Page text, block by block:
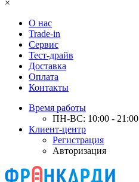
×
О нас
Trade-in
Сервис
Тест-драйв
Доставка
Оплата
Контакты
Время работы
ПН-ВС: 10:00 - 21:00
Клиент-центр
Регистрация
Авторизация